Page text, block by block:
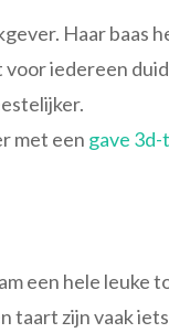
Haar baas
iedereen
met een gave
een hele leuke
taart zijn vaak